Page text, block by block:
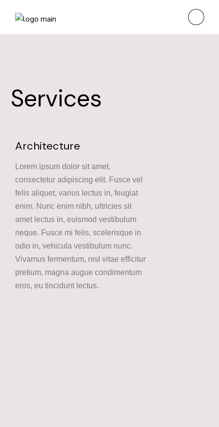
Services
Architecture
Lorem ipsum dolor sit amet,
consectetur adipiscing elit. Fusce vel
felis aliquet, varius lectus in, feugiat
enim. Nunc enim nibh, ultricies sit
amet lectus in, euismod vestibulum
neque. Fusce mi felis, scelerisque in
odio in, vehicula vestibulum nunc.
Vivamus fermentum, nisl vitae efficitur
pretium, magna augue condimentum
eros, eu tincidunt lectus.